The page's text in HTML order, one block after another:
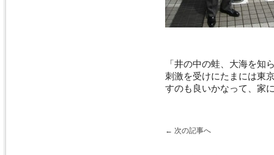
「井の中の蛙、大海を知
刺激を受けにたまには東
すのも良いかなって、家
← 次の記事へ